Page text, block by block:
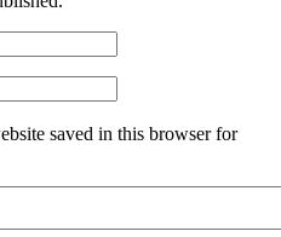
saved in this browser for